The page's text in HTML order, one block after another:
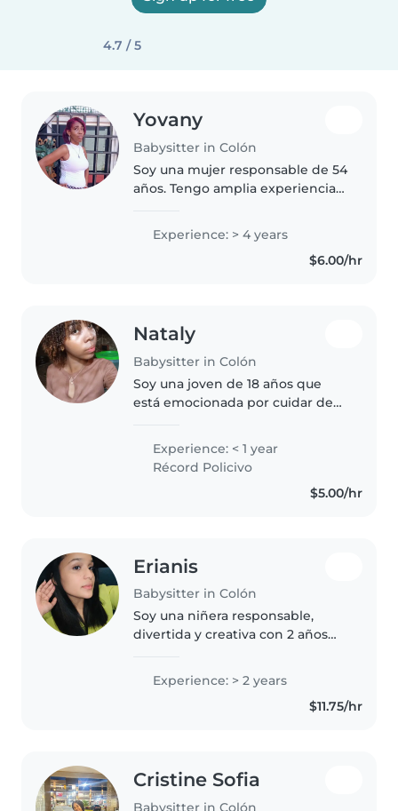
4.7 / 5
Yovany
Babysitter in Colón
Soy una mujer responsable de 54
años. Tengo amplia experiencia
trabajado anteriormente como
niñera. Me gusta estar con los
niños, atender sus necesidades,..
Experience: > 4 years
$6.00/hr
Nataly
Babysitter in Colón
Soy una joven de 18 años que
está emocionada por cuidar de
soy una persona empática,
paciente y entusiasta. Me
Experience: < 1 year
Récord Policivo
$5.00/hr
Erianis
Babysitter in Colón
Soy una niñera responsable,
divertida y creativa con 2 años
niños en edad escolar. Me
encanta entretener a los niños
con actividades como dibujar,
Experience: > 2 years
$11.75/hr
Cristine Sofia
Babysitter in Colón